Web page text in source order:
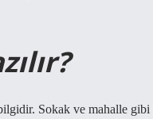
Sokak ve mahalle